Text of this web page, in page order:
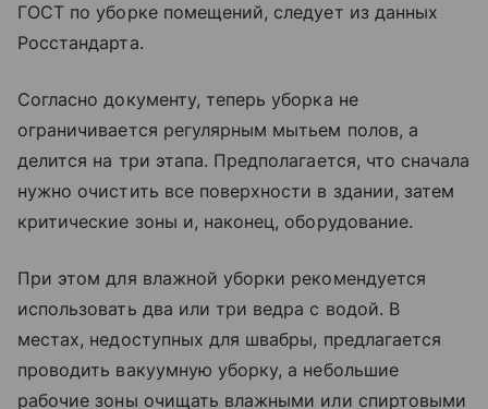
ГОСТ по уборке помещений, следует из данных
Росстандарта.
Согласно документу, теперь уборка не
ограничивается регулярным мытьем полов, а
делится на три этапа. Предполагается, что сначала
нужно очистить все поверхности в здании, затем
критические зоны и, наконец, оборудование.
При этом для влажной уборки рекомендуется
использовать два или три ведра с водой. В
местах, недоступных для швабры, предлагается
проводить вакуумную уборку, а небольшие
рабочие зоны очищать влажными или спиртовыми